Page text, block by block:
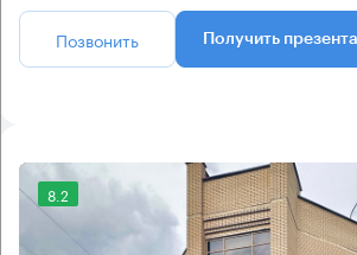
Позвонить Получить
8.2